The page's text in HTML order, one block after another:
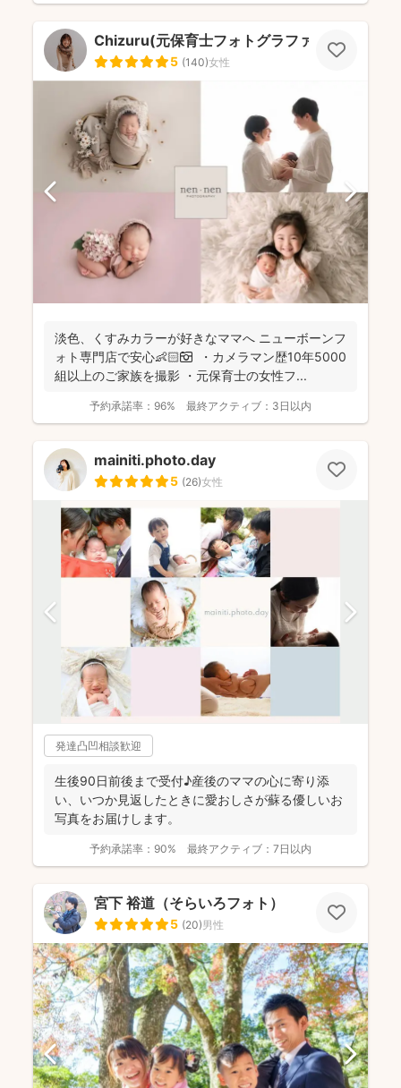
Chizuru(元保育士フォトグラファー)
5 (140)女性
淡色、くすみカラーが好きなママへ ニューボーンフ
ォト専門店で安心👶🏻📷 ・カメラマン歴10年5000
組以上のご家族を撮影 ・元保育士の女性フ...
予約承諾率： 96% 最終アクティブ： 3日以内
mainiti.photo.day
5 (26)女性
発達凸凹相談歓迎
生後90日前後まで受付♪産後のママの心に寄り添
い、いつか見返したときに愛おしさが蘇る優しいお
写真をお届けします。
予約承諾率： 90% 最終アクティブ： 7日以内
宮下 裕道（そらいろフォト）
5 (20)男性